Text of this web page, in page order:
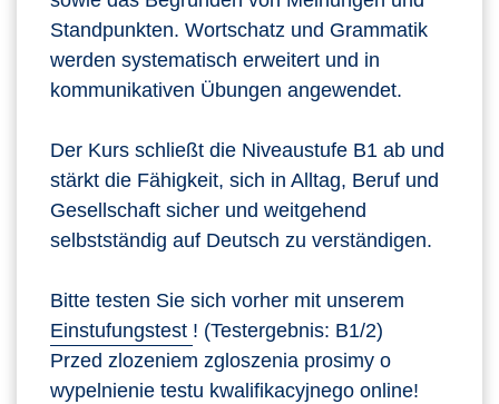
Standpunkten. Wortschatz und Grammatik
werden systematisch erweitert und in
kommunikativen Übungen angewendet.
Der Kurs schließt die Niveaustufe B1 ab und
stärkt die Fähigkeit, sich in Alltag, Beruf und
Gesellschaft sicher und weitgehend
selbstständig auf Deutsch zu verständigen.
Bitte testen Sie sich vorher mit unserem
Einstufungstest ! (Testergebnis: B1/2)
Przed zlozeniem zgloszenia prosimy o
wypelnienie testu kwalifikacyjnego online!